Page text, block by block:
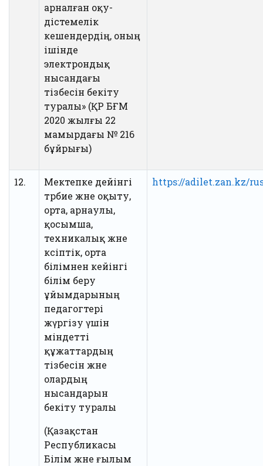
арналған оқу-
әдістемелік
кешендердің, оның
ішінде
электрондық
нысандағы
тізбесін бекіту
туралы» (ҚР БҒМ
2020 жылғы 22
мамырдағы № 216
бұйрығы)
12.
Мектепке дейінгі
тәрбие және оқыту,
орта, арнаулы,
қосымша,
техникалық және
кәсіптік, орта
білімнен кейінгі
білім беру
ұйымдарының
педагогтері
жүргізу үшін
міндетті
құжаттардың
тізбесін және
олардың
нысандарын
бекіту туралы
(Қазақстан
Республикасы
Білім және ғылым
https://adilet.zan.kz/